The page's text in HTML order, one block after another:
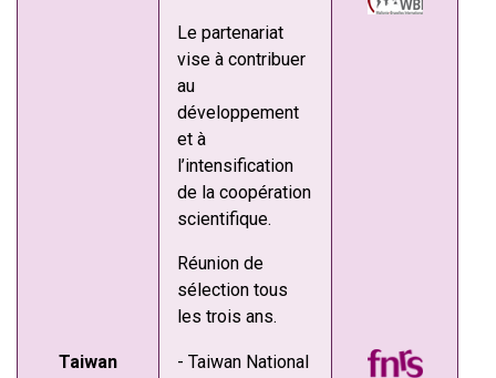
Le partenariat
vise à contribuer
au
développement
et à
l’intensification
de la coopération
scientifique.
Réunion de
sélection tous
les trois ans.
Taiwan
- Taiwan National